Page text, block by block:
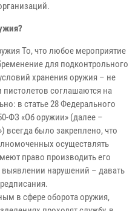
То, что любое мероприятие
для подконтрольного
хранения оружия – не
соглашаются на
в статье 28 Федерального
ФЗ «Об оружии» (далее –
всегда было закреплено, что
осуществлять
право производить его
выявлении нарушений – давать
в сфере оборота оружия,